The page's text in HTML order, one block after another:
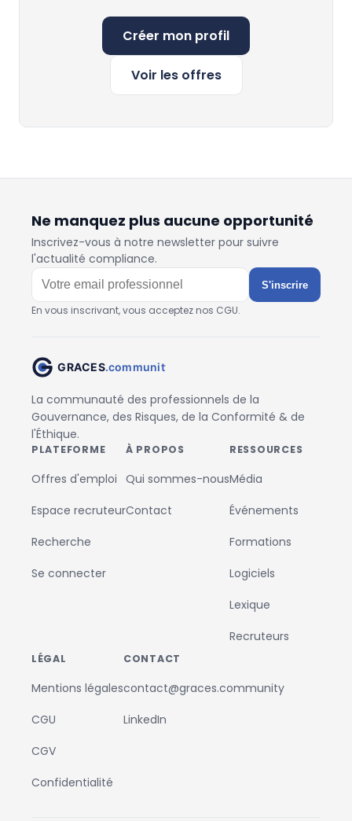
Créer mon profil
Voir les offres
Ne manquez plus aucune opportunité
Inscrivez-vous à notre newsletter pour suivre
l'actualité compliance.
S'inscrire
En vous inscrivant, vous acceptez nos CGU.
La communauté des professionnels de la
Gouvernance, des Risques, de la Conformité & de
l'Éthique.
PLATEFORME
Offres d'emploi
Espace recruteur
Recherche
Se connecter
À PROPOS
Qui sommes-nous
Contact
RESSOURCES
Média
Événements
Formations
Logiciels
Lexique
Recruteurs
LÉGAL
Mentions légales
CGU
CGV
Confidentialité
CONTACT
contact@graces.community
LinkedIn